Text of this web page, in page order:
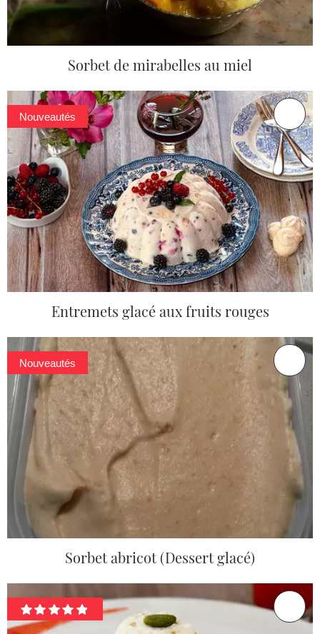
Sorbet de mirabelles au miel
Nouveautés
Entremets glacé aux fruits rouges
Nouveautés
Sorbet abricot (Dessert glacé)